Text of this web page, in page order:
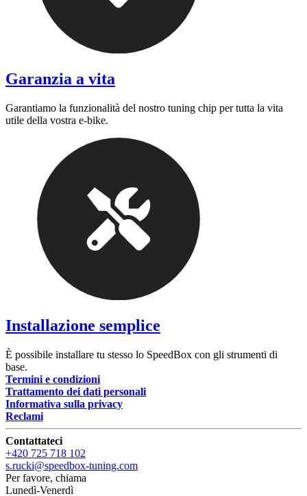
Garanzia a vita
Garantiamo la funzionalità del nostro tuning chip per tutta la vita
utile della vostra e-bike.
Installazione semplice
È possibile installare tu stesso lo SpeedBox con gli strumenti di
base.
Termini e condizioni
Trattamento dei dati personali
Informativa sulla privacy
Reclami
Contattateci
+420 725 718 102
s.rucki@speedbox-tuning.com
Per favore, chiama
Lunedì-Venerdì